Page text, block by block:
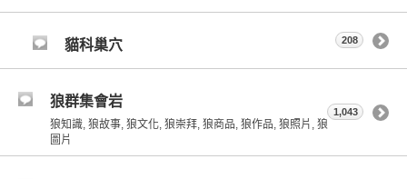
貓科巢穴 208
狼群集會岩
狼知識, 狼故事, 狼文化, 狼崇拜, 狼商品, 狼作品, 狼照片, 狼
圖片
1,043